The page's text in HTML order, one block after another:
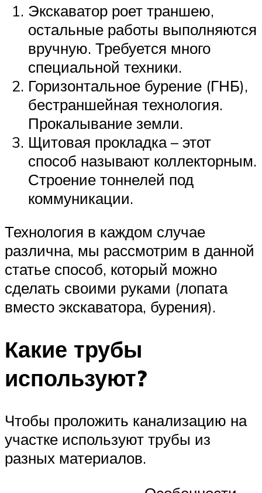
Экскаватор роет траншею,
остальные работы выполняются
вручную. Требуется много
специальной техники.
Горизонтальное бурение (ГНБ),
бестраншейная технология.
Прокалывание земли.
Щитовая прокладка – этот
способ называют коллекторным.
Строение тоннелей под
коммуникации.
Технология в каждом случае
различна, мы рассмотрим в данной
статье способ, который можно
сделать своими руками (лопата
вместо экскаватора, бурения).
Какие трубы
используют?
Чтобы проложить канализацию на
участке используют трубы из
разных материалов.